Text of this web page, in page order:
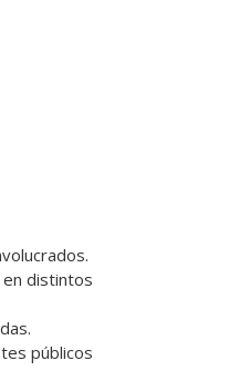
distintos
públicos